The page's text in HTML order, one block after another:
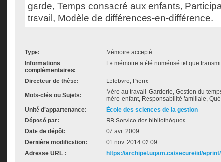
garde, Temps consacré aux enfants,
travail, Modèle de différences-en-différence.
Type:
Mémoire accepté
Informations
complémentaires:
Le mémoire a été numérisé tel que
Directeur de thèse: Lefebvre, Pierre
Mots-clés ou Sujets:
Mère au travail, Garderie, Gestion du
mère-enfant, Responsabilité familiale,
Unité d'appartenance:
École des sciences de la gestion
Déposé par:
RB Service des bibliothèques
Date de dépôt:
07 avr. 2009
Dernière modification:
01 nov. 2014 02:09
Adresse URL :
https://archipel.uqam.ca/secure/id/